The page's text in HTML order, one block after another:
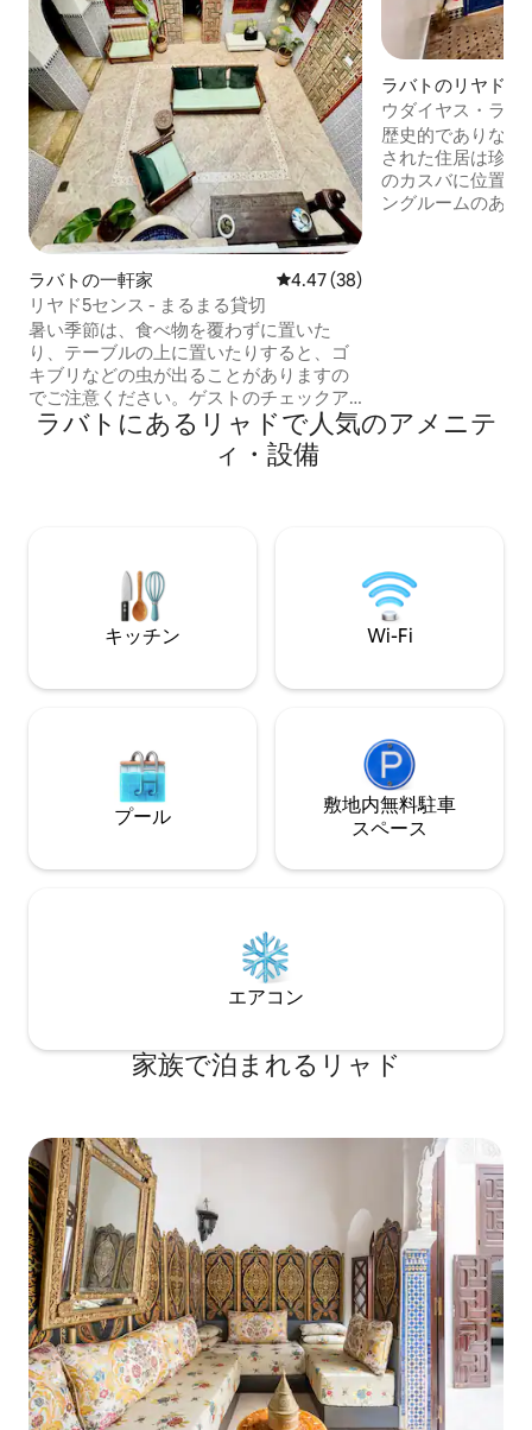
ラバトの一軒家 レビュー38件、5つ星中4.47つ
4.47 (38)
リヤド5センス - まるまる貸切
暑い季節は、食べ物を覆わずに置いた
り、テーブルの上に置いたりすると、ゴ
キブリなどの虫が出ることがありますの
でご注意ください。ゲストのチェックア
ウト後は毎回害虫駆除を行っております
が、この問題を防ぐため、食べ物を置い
たままにしないようお願い申し上げま
足りない場合はゲストご自身で購入して
いただきます。家の近くに小さなハヌー
トがあり、そこで購入できます。
ラバトのリヤド
ウダイヤス・ラバ
歴史的でありなが
された住居は珍し
のカスバに位置す
ングルームのある
ラバトにあるリャドで人気のアメニテ
ィ・設備
キッチン Wi-Fi
プール
敷地内無料駐⁠車
ス⁠ペ⁠ー⁠ス
エアコン
家族で泊まれるリャド